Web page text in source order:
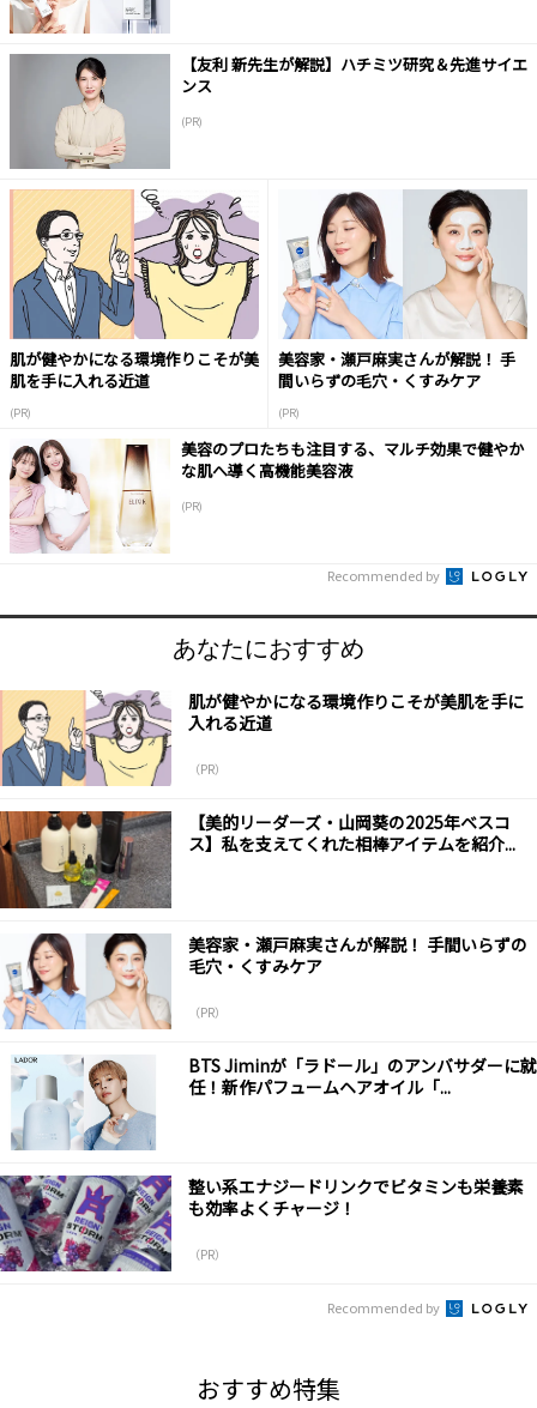
【友利 新先生が解説】ハチミツ研究＆先進サイエ
ンス
(PR)
肌が健やかになる環境作りこそが美
肌を手に入れる近道
(PR)
美容家・瀬戸麻実さんが解説！ 手
間いらずの毛穴・くすみケア
(PR)
美容のプロたちも注目する、マルチ効果で健やか
な肌へ導く高機能美容液
(PR)
Recommended by
あなたにおすすめ
肌が健やかになる環境作りこそが美肌を手に
入れる近道
（PR）
【美的リーダーズ・山岡葵の2025年ベスコ
ス】私を支えてくれた相棒アイテムを紹介...
美容家・瀬戸麻実さんが解説！ 手間いらずの
毛穴・くすみケア
（PR）
BTS Jiminが「ラドール」のアンバサダーに就
任！新作パフュームヘアオイル「...
整い系エナジードリンクでビタミンも栄養素
も効率よくチャージ！
（PR）
Recommended by
おすすめ特集